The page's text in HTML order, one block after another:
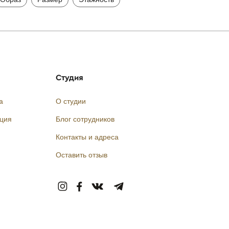
Студия
О студии
Блог сотрудников
Контакты и адреса
Оставить отзыв